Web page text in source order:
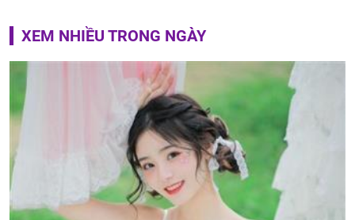
XEM NHIỀU TRONG NGÀY